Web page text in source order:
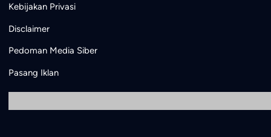
Kebijakan Privasi
Disclaimer
Pedoman Media Siber
Pasang Iklan